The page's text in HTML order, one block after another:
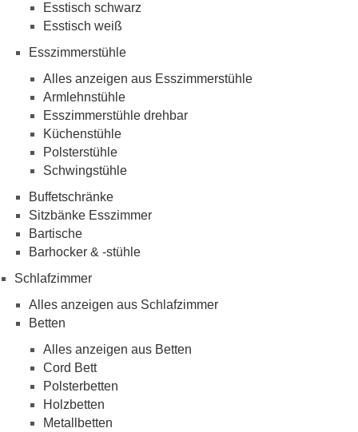
Esstisch schwarz
Esstisch weiß
Esszimmerstühle
Alles anzeigen aus Esszimmerstühle
Armlehnstühle
Esszimmerstühle drehbar
Küchenstühle
Polsterstühle
Schwingstühle
Buffetschränke
Sitzbänke Esszimmer
Bartische
Barhocker & -stühle
Schlafzimmer
Alles anzeigen aus Schlafzimmer
Betten
Alles anzeigen aus Betten
Cord Bett
Polsterbetten
Holzbetten
Metallbetten